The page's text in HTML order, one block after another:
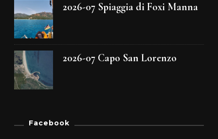
2026-07 Spiaggia di Foxi Manna
2026-07 Capo San Lorenzo
Facebook